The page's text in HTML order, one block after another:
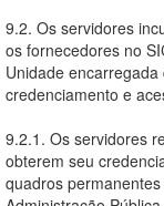
9.2. Os servidores
os fornecedores no
Unidade
credenciamento e
9.2.1. Os servidores
obterem seu
quadros